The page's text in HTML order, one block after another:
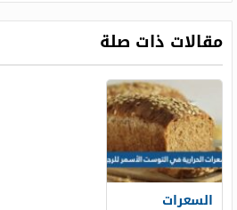
مقالات ذات صلة
السعرات